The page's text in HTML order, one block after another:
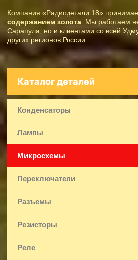
Компания «Радиодетали 18»
содержанием золота. Мы работаем
Сарапула, но и клиентами со всей
других регионов России.
Каталог деталей
Конденсаторы
Лампы
Микросхемы
Переключатели
Разъемы
Резисторы
Реле